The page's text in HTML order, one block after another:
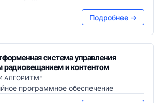
Подробнее →
система управления
и контентом
АЛГОРИТМ"
программное обеспечение